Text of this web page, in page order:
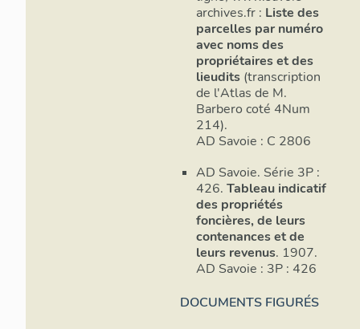
chef-lieu,
mauvais
édicules,
et les
Léger et la
d'être
Les fermes
L'habitat est
trois petits
six sont au
chef-lieu qui
trouve des
écarts,
fontaines
archives.fr : Liste des
parcelles par numéro
avec noms des
propriétaires et des
lieudits (transcription
de l'Atlas de M.
Barbero coté 4Num
214).
AD Savoie : C 2806
AD Savoie. Série 3P :
426. Tableau indicatif
des propriétés
foncières, de leurs
contenances et de
leurs revenus. 1907.
AD Savoie : 3P : 426
DOCUMENTS FIGURÉS